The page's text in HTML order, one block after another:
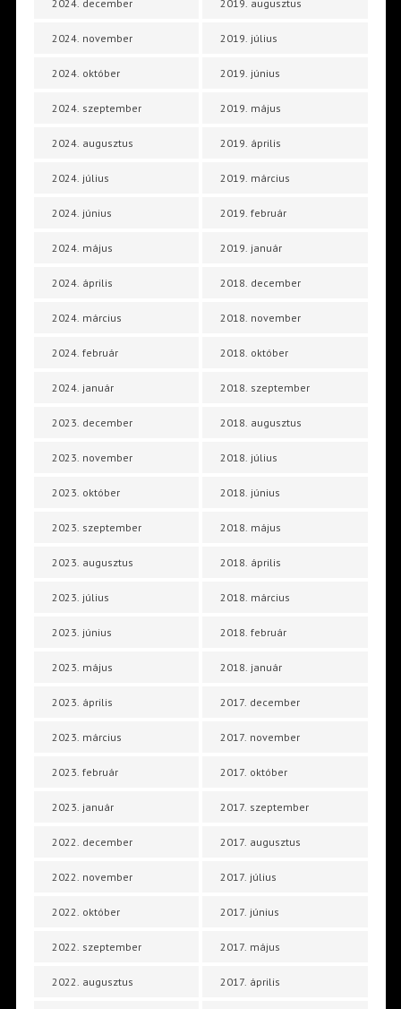
2024. december
2024. november
2024. október
2024. szeptember
2024. augusztus
2024. július
2024. június
2024. május
2024. április
2024. március
2024. február
2024. január
2023. december
2023. november
2023. október
2023. szeptember
2023. augusztus
2023. július
2023. június
2023. május
2023. április
2023. március
2023. február
2023. január
2022. december
2022. november
2022. október
2022. szeptember
2022. augusztus
2019. augusztus
2019. július
2019. június
2019. május
2019. április
2019. március
2019. február
2019. január
2018. december
2018. november
2018. október
2018. szeptember
2018. augusztus
2018. július
2018. június
2018. május
2018. április
2018. március
2018. február
2018. január
2017. december
2017. november
2017. október
2017. szeptember
2017. augusztus
2017. július
2017. június
2017. május
2017. április